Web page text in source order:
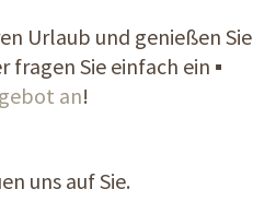
Urlaub und genießen Sie
fragen Sie einfach ein ▪
an!
uns auf Sie.